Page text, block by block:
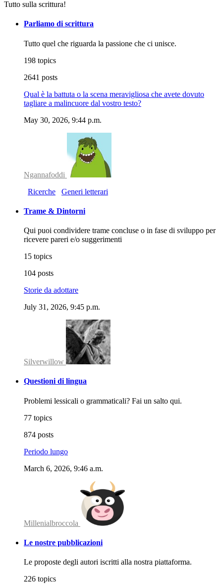
Tutto sulla scrittura!
Parliamo di scrittura
Tutto quel che riguarda la passione che ci unisce.
198 topics
2641 posts
Qual è la battuta o la scena meravigliosa che avete dovuto
tagliare a malincuore dal vostro testo?
May 30, 2026, 9:44 p.m.
Ngannafoddi
Ricerche
Generi letterari
Trame & Dintorni
Qui puoi condividere trame concluse o in fase di sviluppo per
ricevere pareri e/o suggerimenti
15 topics
104 posts
Storie da adottare
July 31, 2026, 9:45 p.m.
Silverwillow
Questioni di lingua
Problemi lessicali o grammaticali? Fai un salto qui.
77 topics
874 posts
Periodo lungo
March 6, 2026, 9:46 a.m.
Millenialbroccola
Le nostre pubblicazioni
Le proposte degli autori iscritti alla nostra piattaforma.
226 topics